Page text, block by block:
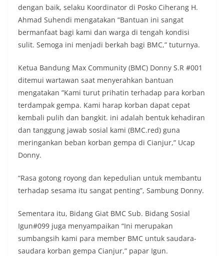
dengan baik, selaku Koordinator di Posko Ciherang H.
Ahmad Suhendi mengatakan “Bantuan ini sangat
bermanfaat bagi kami dan warga di tengah kondisi
sulit. Semoga ini menjadi berkah bagi BMC,” tuturnya.
Ketua Bandung Max Community (BMC) Donny S.R #001
ditemui wartawan saat menyerahkan bantuan
mengatakan ”Kami turut prihatin terhadap para korban
terdampak gempa. Kami harap korban dapat cepat
kembali pulih dan bangkit. ini adalah bentuk kehadiran
dan tanggung jawab sosial kami (BMC.red) guna
meringankan beban korban gempa di Cianjur,” Ucap
Donny.
“Rasa gotong royong dan kepedulian untuk membantu
terhadap sesama itu sangat penting”, Sambung Donny.
Sementara itu, Bidang Giat BMC Sub. Bidang Sosial
Igun#099 juga menyampaikan “Ini merupakan
sumbangsih kami para member BMC untuk saudara-
saudara korban gempa Cianjur,” papar Igun.